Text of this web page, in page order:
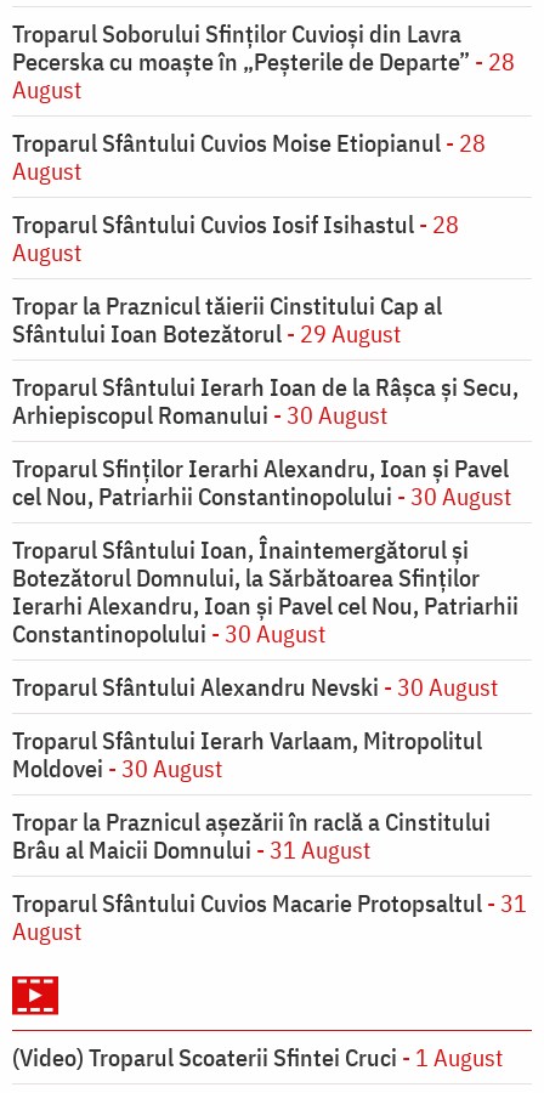
Troparul Soborului Sfinților Cuvioși din Lavra
Pecerska cu moaște în „Peșterile de Departe” - 28
August
Troparul Sfântului Cuvios Moise Etiopianul- 28
August
Troparul Sfântului Cuvios Iosif Isihastul- 28
August
Tropar la Praznicul tăierii Cinstitului Cap al
Sfântului Ioan Botezătorul- 29 August
Troparul Sfântului Ierarh Ioan de la Râşca şi Secu,
Arhiepiscopul Romanului - 30 August
Troparul Sfinţilor Ierarhi Alexandru, Ioan şi Pavel
cel Nou, Patriarhii Constantinopolului - 30 August
Troparul Sfântului Ioan, Înaintemergătorul şi
Botezătorul Domnului, la Sărbătoarea Sfinţilor
Ierarhi Alexandru, Ioan şi Pavel cel Nou, Patriarhii
Constantinopolului - 30 August
Troparul Sfântului Alexandru Nevski - 30 August
Troparul Sfântului Ierarh Varlaam, Mitropolitul
Moldovei - 30 August
Tropar la Praznicul aşezării în raclă a Cinstitului
Brâu al Maicii Domnului - 31 August
Troparul Sfântului Cuvios Macarie Protopsaltul- 31
August
(Video) Troparul Scoaterii Sfintei Cruci - 1 August